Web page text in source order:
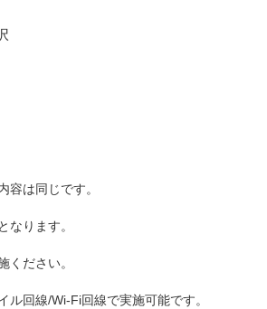
容は同じです。
なります。
ください。
回線/Wi-Fi回線で実施可能です。